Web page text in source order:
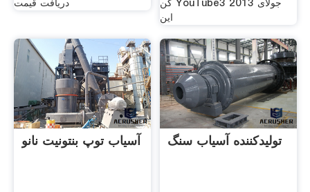
این
آسیاب توپ بنتونیت نانو تولیدکننده آسیاب سنگ